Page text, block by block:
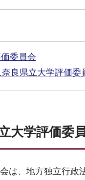
委員会
良県立大学評価委
大学評価委
は、地方独立行